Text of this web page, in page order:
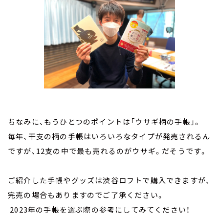
ちなみに、もうひとつのポイントは「ウサギ柄の手帳」。
毎年、干支の柄の手帳はいろいろなタイプが発売されるん
ですが、12支の中で最も売れるのがウサギ。だそうです。
ご紹介した手帳やグッズは渋谷ロフトで購入できますが、
完売の場合もありますのでご了承ください。
2023年の手帳を選ぶ際の参考にしてみてください！